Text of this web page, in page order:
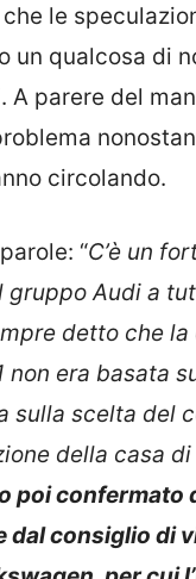
le
un qualcosa di
A parere del
circolando.
“C’è un
gruppo Audi a
detto che
non era basata
sulla scelta del
della casa
poi confermato
dal consiglio di